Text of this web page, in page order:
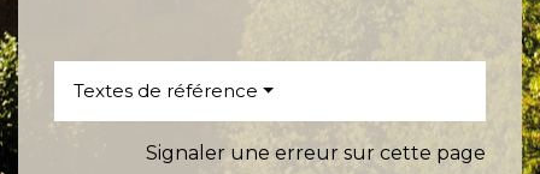
Textes de référence
Signaler une erreur sur cette page